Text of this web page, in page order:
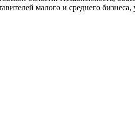
малого и среднего